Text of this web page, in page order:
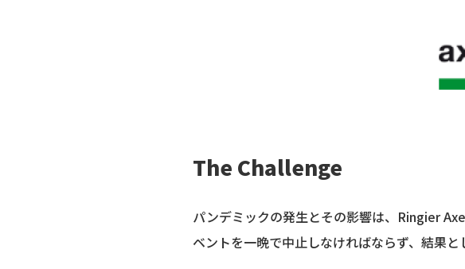
The Challenge
パンデミックの発生とその影響は、Ringier
ベントを一晩で中止しなければならず、結果